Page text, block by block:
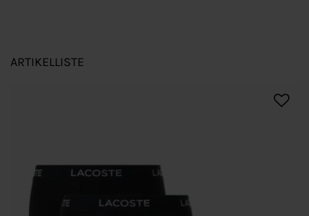
ARTIKELLISTE